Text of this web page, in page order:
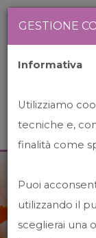
GESTIONE
Informativa
Utilizziamo
tecniche e,
finalità come
Puoi
utilizzando il
sceglierai una